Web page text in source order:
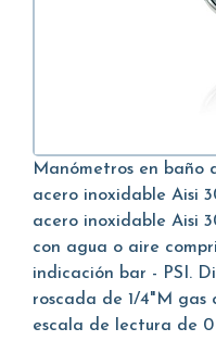
Manómetros en baño
acero inoxidable Aisi
acero inoxidable Aisi
con agua o aire
indicación bar - PSI.
roscada de 1/4"M
escala de lectura de 0